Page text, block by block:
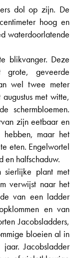
dol op zijn. De
hoog en
waterdoorlatende
blikvanger. Deze
grote, geveerde
wel twee meter
met witte,
schermbloemen.
zijn eetbaar en
hebben, maar het
eten. Engelwortel
en halfschaduw.
sierlijke plant met
verwijst naar het
van een ladder
en van
Jacobsladders,
bloeien al in
Jacobsladder